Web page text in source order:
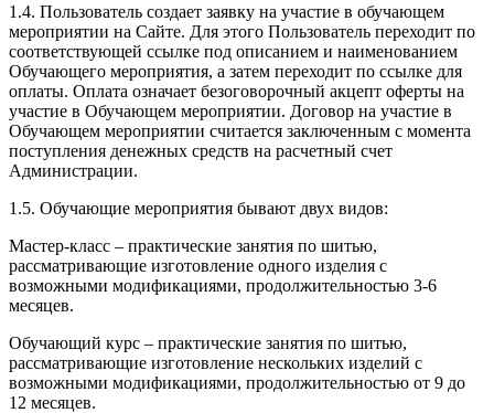
1.4. Пользователь создает заявку на участие в обучающем
мероприятии на Сайте. Для этого Пользователь переходит по
соответствующей ссылке под описанием и наименованием
Обучающего мероприятия, а затем переходит по ссылке для
оплаты. Оплата означает безоговорочный акцепт оферты на
участие в Обучающем мероприятии. Договор на участие в
Обучающем мероприятии считается заключенным с момента
поступления денежных средств на расчетный счет
Администрации.
1.5. Обучающие мероприятия бывают двух видов:
Мастер-класс – практические занятия по шитью,
рассматривающие изготовление одного изделия с
возможными модификациями, продолжительностью 3-6
месяцев.
Обучающий курс – практические занятия по шитью,
рассматривающие изготовление нескольких изделий с
возможными модификациями, продолжительностью от 9 до
12 месяцев.